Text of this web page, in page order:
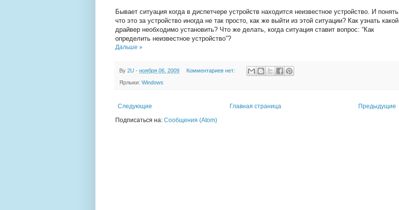
Бывает ситуация когда в диспетчере устройств находится неизвестное устройство. И понять
что это за устройство иногда не так просто, как же выйти из этой ситуации? Как узнать какой
драйвер необходимо установить? Что же делать, когда ситуация ставит вопрос: “Как
определить неизвестное устройство”?
Дальше »
By 2U - ноября 06, 2009 Комментариев нет:
Ярлыки: Windows
Следующие Предыдущие
Главная страница
Подписаться на: Сообщения (Atom)